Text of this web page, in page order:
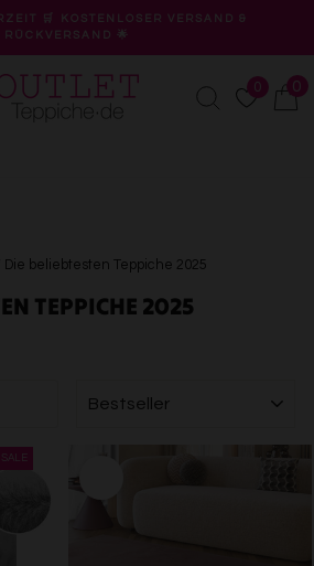
Pause
🛒 KOSTENLOSER VERSAND &
RÜCKVERSAND 🌟
Suche
0 0
Die beliebtesten Teppiche 2025
TEPPICHE 2025